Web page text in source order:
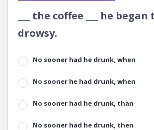
___ the coffee ___ he
drowsy.
No sooner had he drunk, when
No sooner he had drunk, when
No sooner had he drunk, than
No sooner had he drunk, then